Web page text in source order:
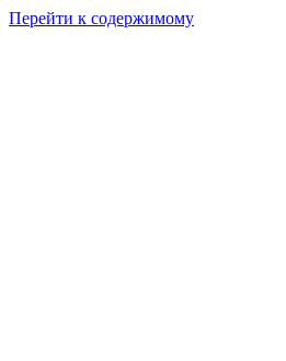
Перейти к содержимому